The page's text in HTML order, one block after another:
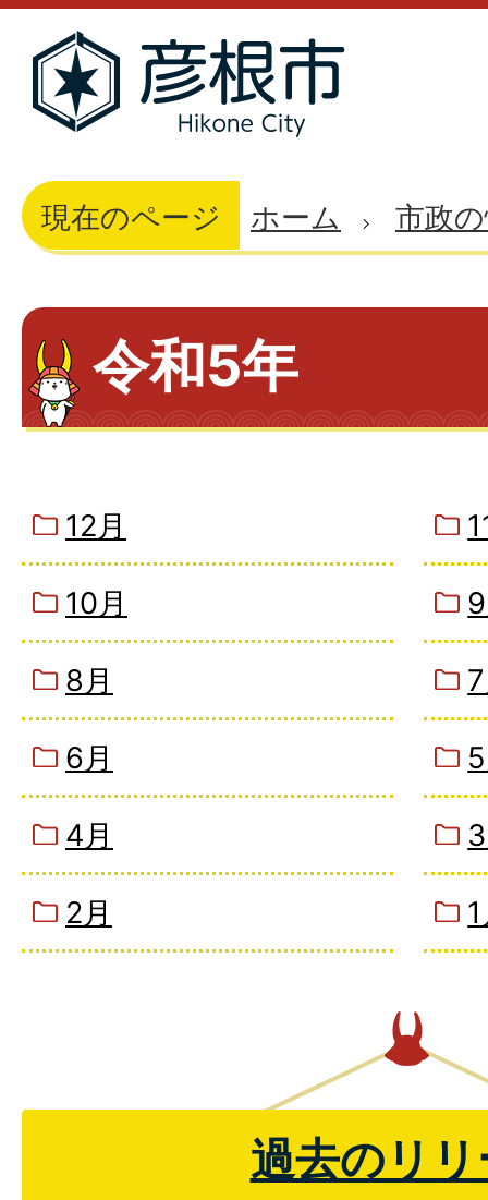
現在のページ ホーム 市政
令和5年
12月
10月
8月
6月
4月
2月
過去のリ